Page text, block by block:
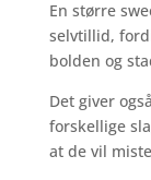
En større
selvtillid,
bolden og
Det giver
forskellige
at de vil